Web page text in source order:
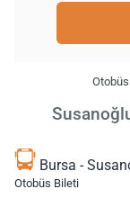
Bursa -
Otobüs Bileti